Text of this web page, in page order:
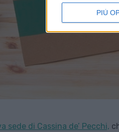
PIÙ
sede di Cassina de’ Pecchi,